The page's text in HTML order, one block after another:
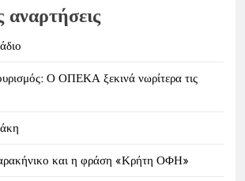
Ο ΟΠΕΚΑ ξεκινά νωρίτερα τις
και η φράση «Κρήτη ΟΦΗ»